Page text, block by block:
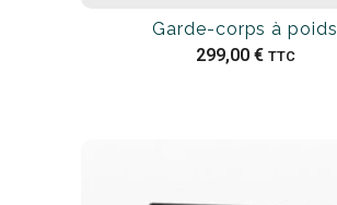
Garde-corps à poids
299,00 € TTC